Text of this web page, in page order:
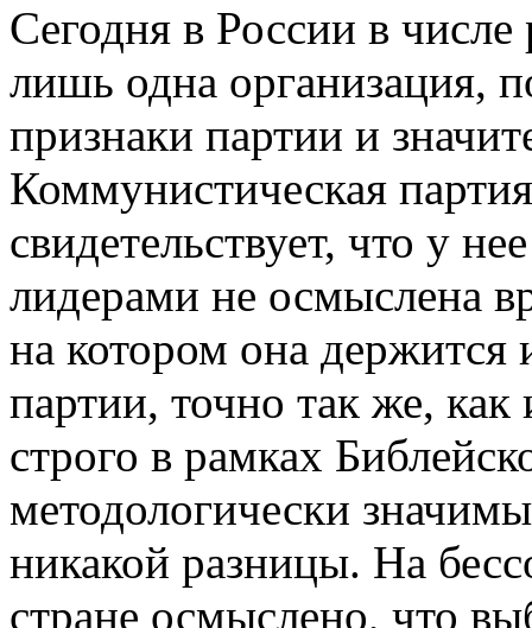
Сегодня в России в
лишь одна организация,
признаки партии и
Коммунистическая
свидетельствует, что у
лидерами не осмыслена
на котором она
партии, точно так же,
строго в рамках
методологически
никакой разницы. На
стране осмыслено, что